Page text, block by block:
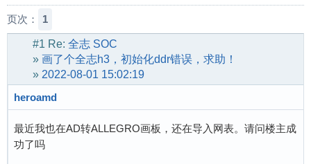
页次： 1
#1 Re: 全志 SOC
» 画了个全志h3，初始化ddr错误，求助！
» 2022-08-01 15:02:19
heroamd
最近我也在AD转ALLEGRO画板，还在导入网表。请问楼主成
功了吗